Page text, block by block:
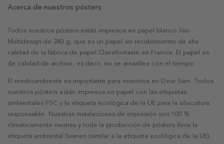
Acerca de nuestros pósters
Todos nuestros pósters están impresos en papel blanco liso
Multidesign de 240 g, que es un papel sin recubrimiento de alta
calidad de la fábrica de papel Clairefontaine en Francia. El papel es
de calidad de archivo, es decir, no se amarillea con el tiempo.
El medioambiente es importante para nosotros en Dear Sam. Todos
nuestros pósters están impresos en papel con las etiquetas
ambientales FSC y la etiqueta ecológica de la UE para la silvicultura
responsable. Nuestras instalaciones de impresión son 100 %
climáticamente neutras y toda la producción de pósters lleva la
etiqueta ambiental Svanen (similar a la etiqueta ecológica de la UE).